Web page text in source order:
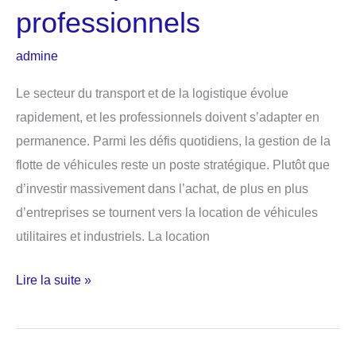
professionnels
admine
Le secteur du transport et de la logistique évolue
rapidement, et les professionnels doivent s’adapter en
permanence. Parmi les défis quotidiens, la gestion de la
flotte de véhicules reste un poste stratégique. Plutôt que
d’investir massivement dans l’achat, de plus en plus
d’entreprises se tournent vers la location de véhicules
utilitaires et industriels. La location
Location
vehicules
Lire la suite »